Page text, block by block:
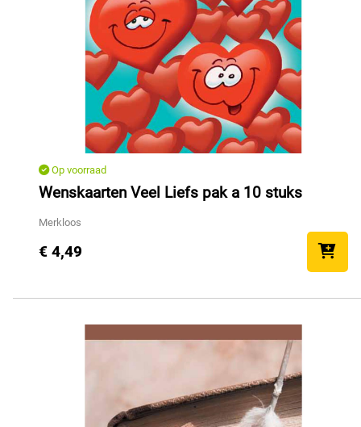
Op voorraad
Wenskaarten Veel Liefs pak a 10 stuks
Merkloos
€ 4,49